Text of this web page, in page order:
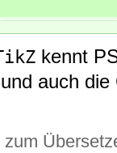
kennt
auch